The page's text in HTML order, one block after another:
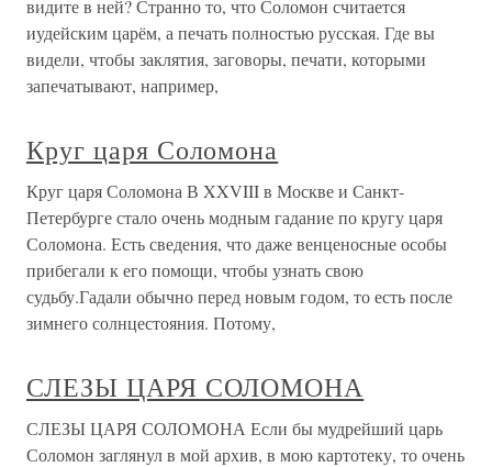
видите в ней? Странно то, что Соломон считается
иудейским царём, а печать полностью русская. Где вы
видели, чтобы заклятия, заговоры, печати, которыми
запечатывают, например,
Круг царя Соломона
Круг царя Соломона В XXVIII в Москве и Санкт-
Петербурге стало очень модным гадание по кругу царя
Соломона. Есть сведения, что даже венценосные особы
прибегали к его помощи, чтобы узнать свою
судьбу.Гадали обычно перед новым годом, то есть после
зимнего солнцестояния. Потому,
СЛЕЗЫ ЦАРЯ СОЛОМОНА
СЛЕЗЫ ЦАРЯ СОЛОМОНА Если бы мудрейший царь
Соломон заглянул в мой архив, в мою картотеку, то очень